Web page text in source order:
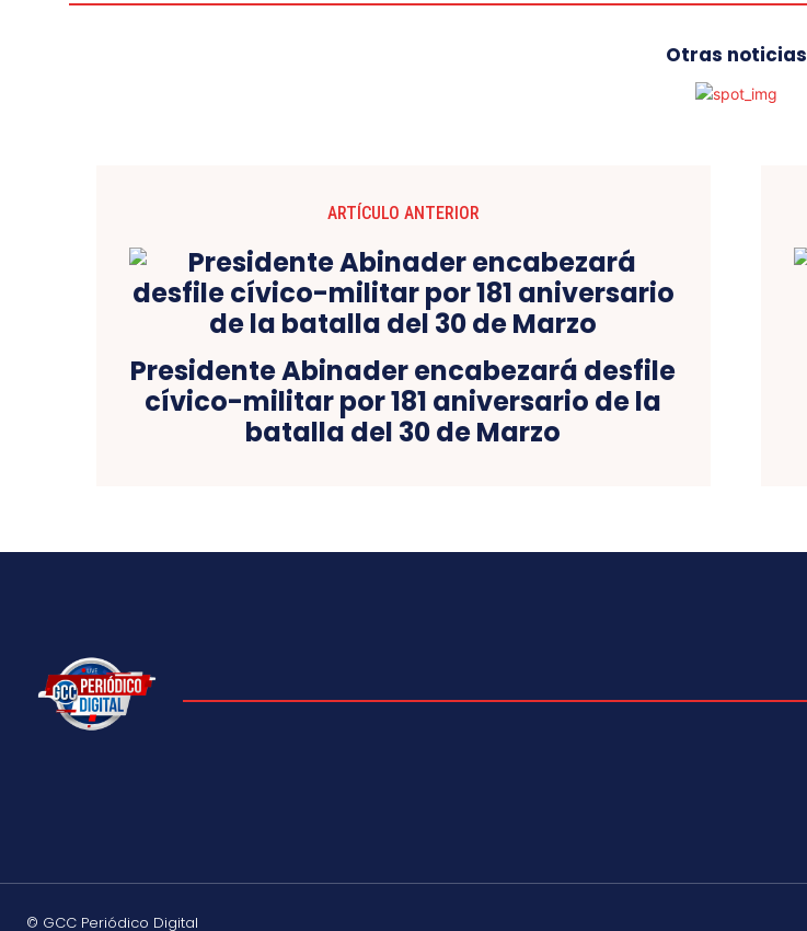
Otras noticias
ARTÍCULO ANTERIOR
Presidente Abinader encabezará desfile
cívico-militar por 181 aniversario de la
batalla del 30 de Marzo
© GCC Periódico Digital